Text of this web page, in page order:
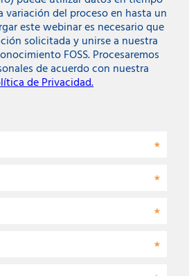
variación del proceso en hasta un
este webinar es necesario que
solicitada y unirse a nuestra
FOSS. Procesaremos
de acuerdo con nuestra
de Privacidad.